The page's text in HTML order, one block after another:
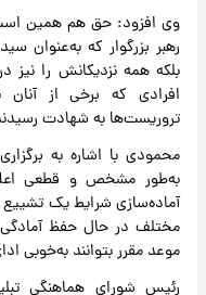
وی افزود: حق هم همین
رهبر بزرگوار که به‌عنوان
بلکه همه نزدیکانش را نیز
افرادی که برخی از آنان
تروریست‌ها به شهادت
محمودی با اشاره به
به‌طور مشخص و قطعی
آماده‌سازی شرایط یک
مختلف در حال حفظ آمادگی
موعد مقرر بتوانند به‌خوبی
رئیس شورای هماهنگی